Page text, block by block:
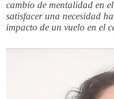
cambio de mentalidad en
satisfacer una necesidad
impacto de un vuelo en el